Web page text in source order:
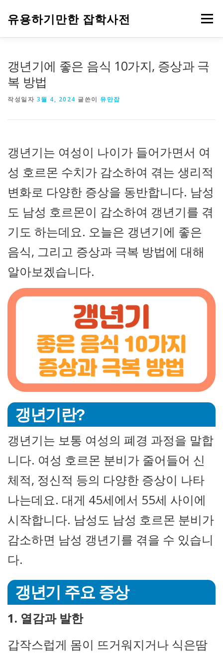
유용하기만한 잡학사전 메뉴
갱년기에 좋은 음식 10가지, 증상과 극
복 방법
작성일자 3월 4, 2024 글쓴이 유만잡
갱년기는 여성이 나이가 들어가면서 여
성 호르몬 수치가 감소하여 겪는 생리적
변화로 다양한 증상을 동반합니다. 남성
도 남성 호르몬이 감소하여 갱년기를 겪
기도 하는데요. 오늘은 갱년기에 좋은
음식, 그리고 증상과 극복 방법에 대해
알아보겠습니다.
갱년기란?
갱년기는 보통 여성의 폐경 과정을 말합
니다. 여성 호르몬 분비가 줄어들어 신
체적, 정신적 등의 다양한 증상이 나타
나는데요. 대게 45세에서 55세 사이에
시작합니다. 남성도 남성 호르몬 분비가
감소하면 남성 갱년기를 겪을 수 있습니
다.
갱년기 주요 증상
1. 열감과 발한
갑작스럽게 몸이 뜨거워지거나 식은땀